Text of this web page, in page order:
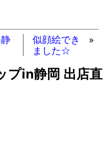
似顔絵でき
ました☆
»
プin静岡 出店直